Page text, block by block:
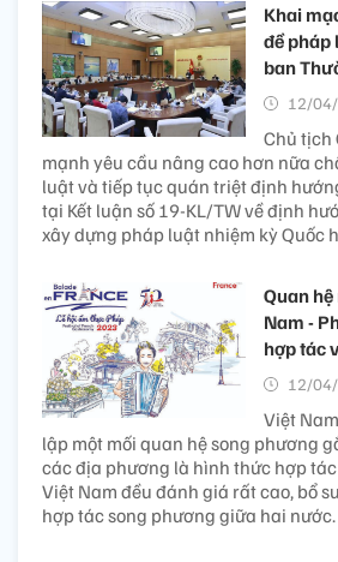
Khai
đề pháp
ban
12/
Chủ tịch
mạnh yêu cầu nâng cao hơn nữa
luật và tiếp tục quán triệt định
tại Kết luận số 19-KL/TW về định
xây dựng pháp luật nhiệm kỳ Quốc
Quan
Nam -
hợp tác
12/
Việt
lập một mối quan hệ song phương
các địa phương là hình thức hợp
Việt Nam đều đánh giá rất cao, bổ
hợp tác song phương giữa hai nước.